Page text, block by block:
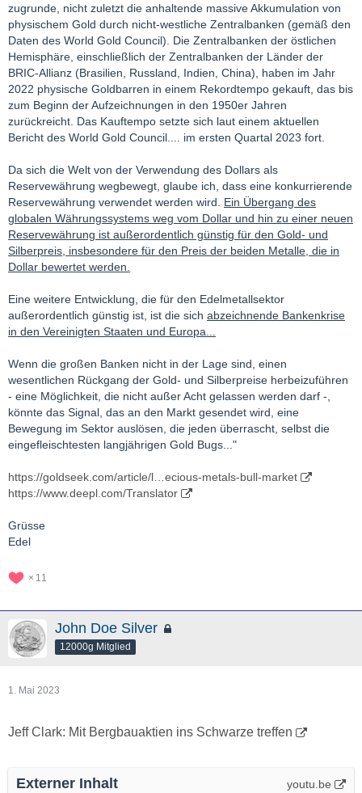
zugrunde, nicht zuletzt die anhaltende massive Akkumulation von
physischem Gold durch nicht-westliche Zentralbanken (gemäß den
Daten des World Gold Council). Die Zentralbanken der östlichen
Hemisphäre, einschließlich der Zentralbanken der Länder der
BRIC-Allianz (Brasilien, Russland, Indien, China), haben im Jahr
2022 physische Goldbarren in einem Rekordtempo gekauft, das bis
zum Beginn der Aufzeichnungen in den 1950er Jahren
zurückreicht. Das Kauftempo setzte sich laut einem aktuellen
Bericht des World Gold Council.... im ersten Quartal 2023 fort.
Da sich die Welt von der Verwendung des Dollars als
Reservewährung wegbewegt, glaube ich, dass eine konkurrierende
Reservewährung verwendet werden wird. Ein Übergang des
globalen Währungssystems weg vom Dollar und hin zu einer neuen
Reservewährung ist außerordentlich günstig für den Gold- und
Silberpreis, insbesondere für den Preis der beiden Metalle, die in
Dollar bewertet werden.
Eine weitere Entwicklung, die für den Edelmetallsektor
außerordentlich günstig ist, ist die sich abzeichnende Bankenkrise
in den Vereinigten Staaten und Europa...
Wenn die großen Banken nicht in der Lage sind, einen
wesentlichen Rückgang der Gold- und Silberpreise herbeizuführen
- eine Möglichkeit, die nicht außer Acht gelassen werden darf -,
könnte das Signal, das an den Markt gesendet wird, eine
Bewegung im Sektor auslösen, die jeden überrascht, selbst die
eingefleischtesten langjährigen Gold Bugs..."
https://goldseek.com/article/l…ecious-metals-bull-market
https://www.deepl.com/Translator
Grüsse
Edel
11
John Doe Silver
12000g Mitglied
1. Mai 2023
Jeff Clark: Mit Bergbauaktien ins Schwarze treffen
Externer Inhalt
youtu.be